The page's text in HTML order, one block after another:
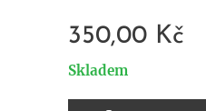
350,00 Kč
Skladem